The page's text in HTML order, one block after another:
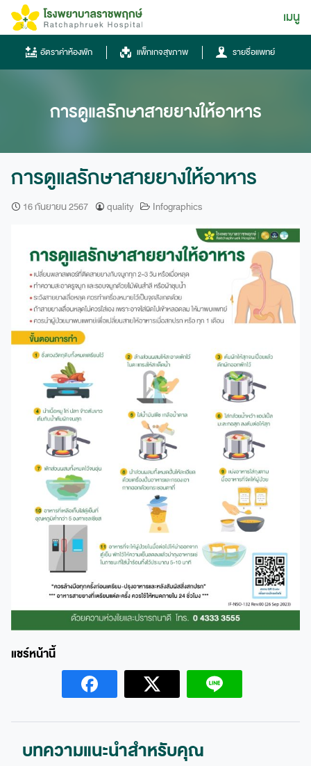
Skip
content
เมนู
0836667788
ฮอทไลน์
043-333555
ไทย
ไทย
English
อัตราค่าห้องพัก แพ็กเกจสุขภาพ รายชื่อแพทย์
การดูแลรักษาสายยางให้อาหาร
การดูแลรักษาสายยางให้อาหาร
16 กันยายน 2567 quality Infographics
บทความแนะนำสำหรับคุณ